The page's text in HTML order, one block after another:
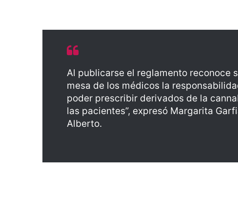
Al publicarse el reglamento reconoce
mesa de los médicos la
poder prescribir derivados de la
las pacientes”, expresó Margarita
Alberto.